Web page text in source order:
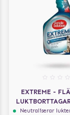
EXTREME -
Neutraliserar